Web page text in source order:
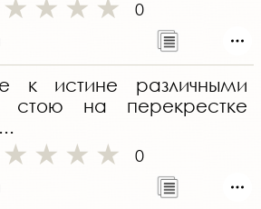
0
к истине различными
на перекрестке
0